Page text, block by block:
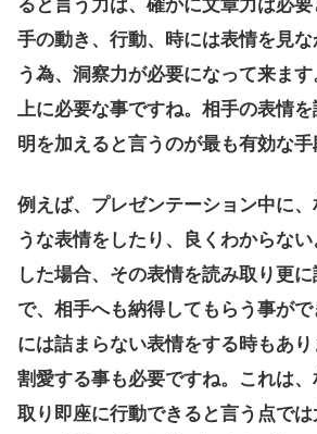
ると言う力は、確かに文章力は必
手の動き、行動、時には表情を見
う為、洞察力が必要になって来ま
上に必要な事ですね。相手の表情
明を加えると言うのが最も有効な手
例えば、プレゼンテーション中に
うな表情をしたり、良くわからな
した場合、その表情を読み取り更
で、相手へも納得してもらう事が
には詰まらない表情をする時もあ
割愛する事も必要ですね。これは
取り即座に行動できると言う点で